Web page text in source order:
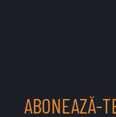
ABONEAZĂ-